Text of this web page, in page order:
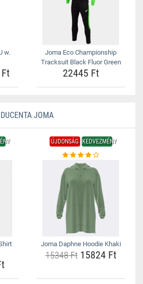
w.
Joma Eco Championship
Tracksuit Black Fluor Green
22445 Ft
JOMA
ÚJDONSÁG KEDVEZMÉNY
Joma Daphne Hoodie Khaki
15348 Ft15824 Ft